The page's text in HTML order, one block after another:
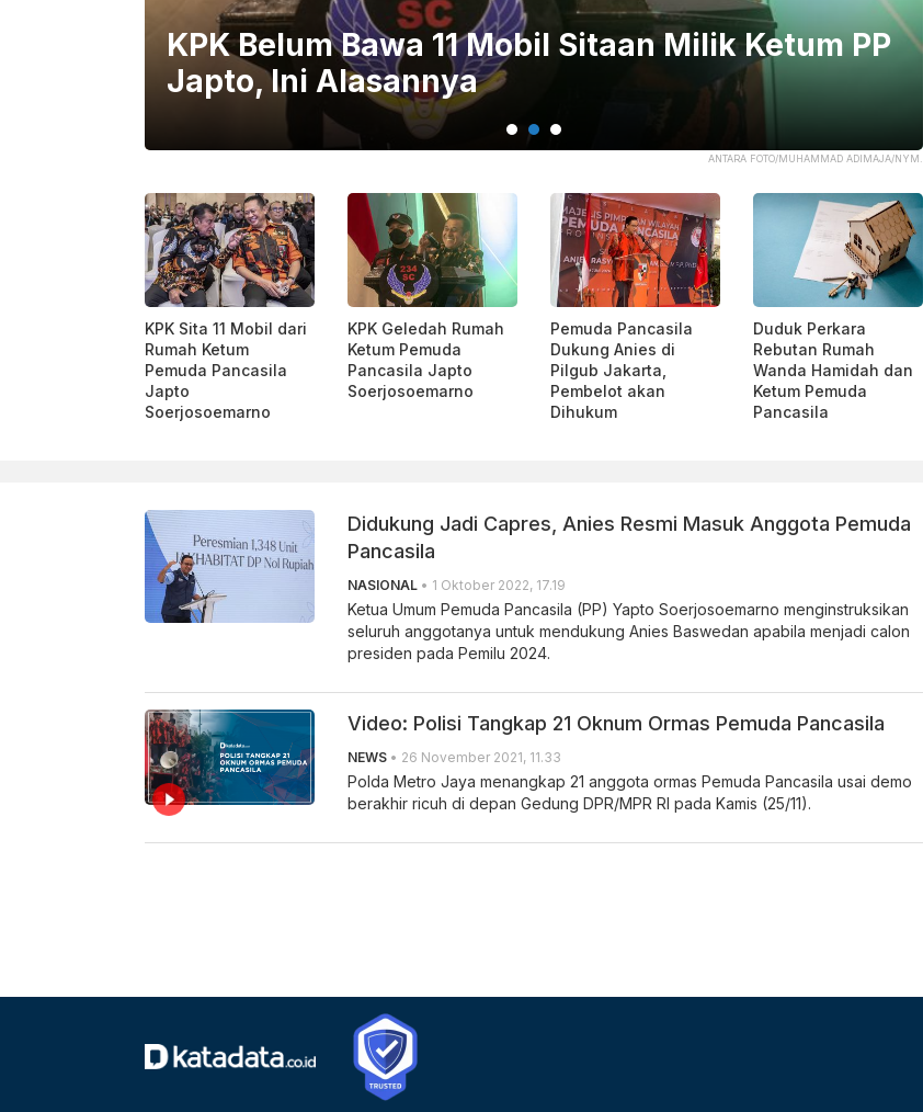
ANTARA FOTO/MUHAMMAD ADIMAJA/NYM.
KPK Belum Bawa 11 Mobil Sitaan Milik Ketum PP
Japto, Ini Alasannya
KPK Sita 11 Mobil dari
Rumah Ketum
Pemuda Pancasila
Japto
Soerjosoemarno
KPK Geledah Rumah
Ketum Pemuda
Pancasila Japto
Soerjosoemarno
Pemuda Pancasila
Dukung Anies di
Pilgub Jakarta,
Pembelot akan
Dihukum
Duduk Perkara
Rebutan Rumah
Wanda Hamidah dan
Ketum Pemuda
Pancasila
Didukung Jadi Capres, Anies Resmi Masuk Anggota Pemuda
Pancasila
NASIONAL • 1 Oktober 2022, 17.19
Ketua Umum Pemuda Pancasila (PP) Yapto Soerjosoemarno menginstruksikan
seluruh anggotanya untuk mendukung Anies Baswedan apabila menjadi calon
presiden pada Pemilu 2024.
Video: Polisi Tangkap 21 Oknum Ormas Pemuda Pancasila
NEWS • 26 November 2021, 11.33
Polda Metro Jaya menangkap 21 anggota ormas Pemuda Pancasila usai demo
berakhir ricuh di depan Gedung DPR/MPR RI pada Kamis (25/11).